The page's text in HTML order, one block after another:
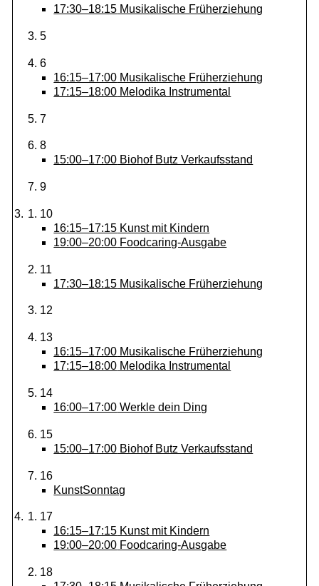
17:30–18:15 Musikalische Früherziehung
5
6
16:15–17:00 Musikalische Früherziehung
17:15–18:00 Melodika Instrumental
7
8
15:00–17:00 Biohof Butz Verkaufsstand
9
10
16:15–17:15 Kunst mit Kindern
19:00–20:00 Foodcaring-Ausgabe
11
17:30–18:15 Musikalische Früherziehung
12
13
16:15–17:00 Musikalische Früherziehung
17:15–18:00 Melodika Instrumental
14
16:00–17:00 Werkle dein Ding
15
15:00–17:00 Biohof Butz Verkaufsstand
16
KunstSonntag
17
16:15–17:15 Kunst mit Kindern
19:00–20:00 Foodcaring-Ausgabe
18